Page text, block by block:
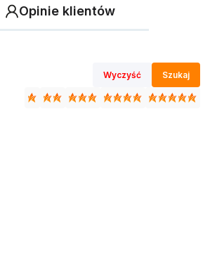
Opinie klientów
Wyczyść Szukaj